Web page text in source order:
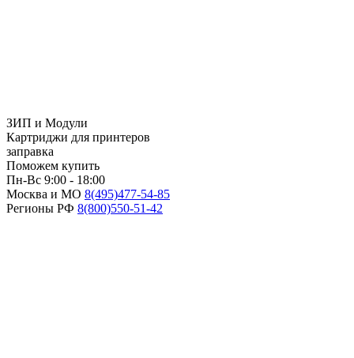
ЗИП и Модули
Картриджи для принтеров
заправка
Поможем купить
Пн-Вс 9:00 - 18:00
Москва и МО 8(495)477-54-85
Регионы РФ 8(800)550-51-42